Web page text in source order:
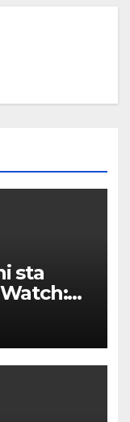
sta